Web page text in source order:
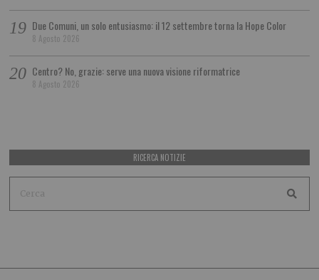
Due Comuni, un solo entusiasmo: il 12 settembre torna la Hope Color
8 Agosto 2026
Centro? No, grazie: serve una nuova visione riformatrice
8 Agosto 2026
RICERCA NOTIZIE